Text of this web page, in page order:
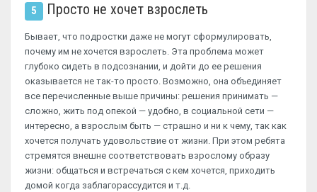
5 Просто не хочет взрослеть
Бывает, что подростки даже не могут сформулировать,
почему им не хочется взрослеть. Эта проблема может
глубоко сидеть в подсознании, и дойти до ее решения
оказывается не так-то просто. Возможно, она объединяет
все перечисленные выше причины: решения принимать —
сложно, жить под опекой — удобно, в социальной сети —
интересно, а взрослым быть — страшно и ни к чему, так как
хочется получать удовольствие от жизни. При этом ребята
стремятся внешне соответствовать взрослому образу
жизни: общаться и встречаться с кем хочется, приходить
домой когда заблагорассудится и т.д.